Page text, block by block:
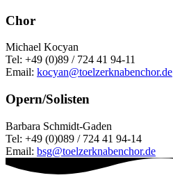
Chor
Michael Kocyan
Tel: +49 (0)89 / 724 41 94-11
Email: kocyan@toelzerknabenchor.de
Opern/Solisten
Barbara Schmidt-Gaden
Tel: +49 (0)089 / 724 41 94-14
Email: bsg@toelzerknabenchor.de